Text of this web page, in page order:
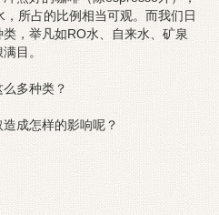
所占的比例相当可观。而我们日
，举凡如RO水、自来水、矿泉
目。
多种类？
成怎样的影响呢？